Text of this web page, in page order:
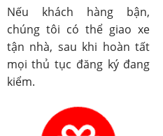
Nếu khách hàng bận,
chúng tôi có thể giao xe
tận nhà, sau khi hoàn tất
mọi thủ tục đăng ký đang
kiểm.